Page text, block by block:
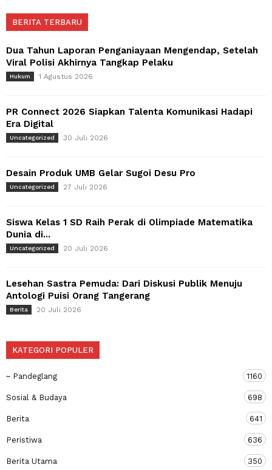
BERITA TERBARU
Dua Tahun Laporan Penganiayaan Mengendap, Setelah
Viral Polisi Akhirnya Tangkap Pelaku
Hukum 1 Agustus 2026
PR Connect 2026 Siapkan Talenta Komunikasi Hadapi
Era Digital
Uncategorized 30 Juli 2026
Desain Produk UMB Gelar Sugoi Desu Pro
Uncategorized 27 Juli 2026
Siswa Kelas 1 SD Raih Perak di Olimpiade Matematika
Dunia di...
Uncategorized 20 Juli 2026
Lesehan Sastra Pemuda: Dari Diskusi Publik Menuju
Antologi Puisi Orang Tangerang
Berita 20 Juli 2026
KATEGORI POPULER
~ Pandeglang 1160
Sosial & Budaya 698
Berita 641
Peristiwa 636
Berita Utama 350